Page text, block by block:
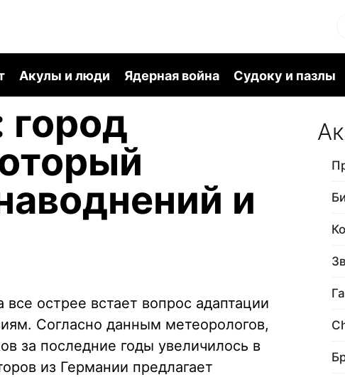
Акулы и люди Ядерная война Судоку и пазлы
город
и
острее встает вопрос адаптации
Согласно данным метеорологов,
за последние годы увеличилось в
из Германии предлагает